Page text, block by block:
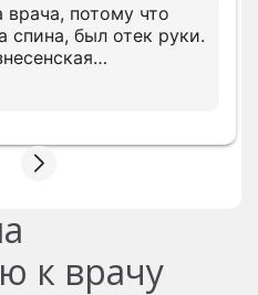
врача, потому что
спина, был отек руки.
и очень
доктор назначила
к врачу